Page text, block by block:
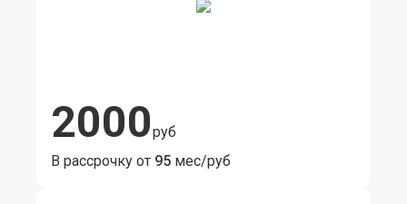
2000руб
В рассрочку от 95 мес/руб